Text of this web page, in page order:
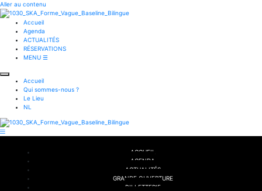
Aller au contenu
Accueil
Agenda
ACTUALITÉS
RÉSERVATIONS
MENU ☰
Accueil
Qui sommes-nous ?
Le Lieu
NL
ACCUEIL
AGENDA
ACTUALITÉS
GRANDE OUVERTURE
BILLETTERIE